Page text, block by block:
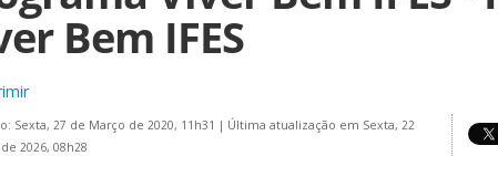
Bem IFES
Sexta, 27 de Março de 2020, 11h31 | Última atualização em Sexta, 22
2026, 08h28